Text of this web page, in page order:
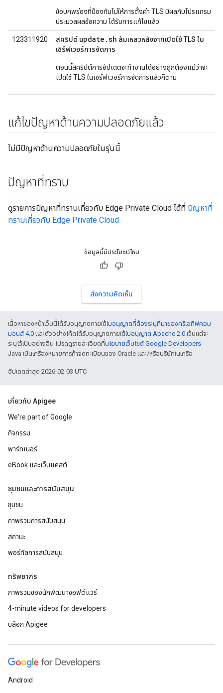
ข้อบกพร่องที่ป้องกันไม่ให้การตั้งค่า TLS มีผลกับโปรแกรม
ประมวลผลข้อความ ได้รับการแก้ไขแล้ว
123311920 สคริปต์ update.sh ล้มเหลวหลังจากเปิดใช้ TLS ใน
เซิร์ฟเวอร์การจัดการ
ตอนนี้สคริปต์การอัปเดตจะทำงานได้อย่างถูกต้องแม้ว่าจะ
เปิดใช้ TLS ในเซิร์ฟเวอร์การจัดการแล้วก็ตาม
แก้ไขปัญหาด้านความปลอดภัยแล้ว
ไม่มีปัญหาด้านความปลอดภัยในรุ่นนี้
ปัญหาที่ทราบ
ดูรายการปัญหาที่ทราบเกี่ยวกับ Edge Private Cloud ได้ที่ ปัญหาที่
ทราบเกี่ยวกับ Edge Private Cloud
ข้อมูลนี้มีประโยชน์ไหม
ส่งความคิดเห็น
เนื้อหาของหน้าเว็บนี้ได้รับอนุญาตภายใต้ใบอนุญาตที่ต้องระบุที่มาของครีเอทีฟคอม
มอนส์ 4.0 และตัวอย่างโค้ดได้รับอนุญาตภายใต้ใบอนุญาต Apache 2.0 เว้นแต่จะ
ระบุไว้เป็นอย่างอื่น โปรดดูรายละเอียดที่นโยบายเว็บไซต์ Google Developers
Java เป็นเครื่องหมายการค้าจดทะเบียนของ Oracle และ/หรือบริษัทในเครือ
อัปเดตล่าสุด 2026-02-03 UTC
เกี่ยวกับ Apigee
We're part of Google
กิจกรรม
พาร์ทเนอร์
eBook และเว็บแคสต์
ชุมชนและการสนับสนุน
ชุมชน
ภาพรวมการสนับสนุน
สถานะ
พอร์ทัลการสนับสนุน
ทรัพยากร
ภาพรวมของนักพัฒนาซอฟต์แวร์
4-minute videos for developers
บล็อก Apigee
Android